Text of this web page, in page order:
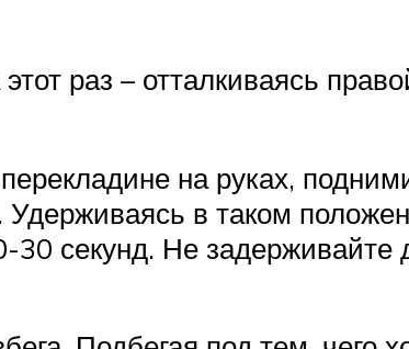
раз – отталкиваясь
на руках,
Удерживаясь в таком
30 секунд. Не задерживайте